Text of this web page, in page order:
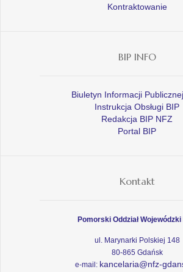
Kontraktowanie
BIP INFO
Biuletyn Informacji
Instrukcja Obsługi BIP
Redakcja BIP NFZ
Portal BIP
Kontakt
Pomorski Oddział Wojewódzki
ul. Marynarki Polskiej 148
80-865 Gdańsk
e-mail: kancelaria@nfz-